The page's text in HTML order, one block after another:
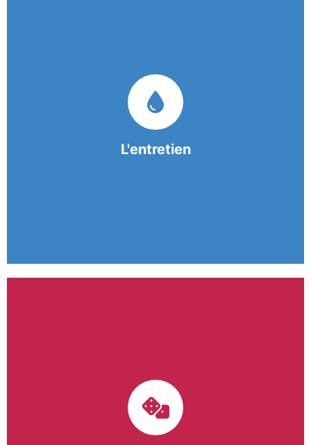
L'entretien
garantissent une prestation de nettoyage de
qualité.
bergeracois. A travers les Temps d’Activités
Périscolaires (TAP) et les Pauses Méridiennes, nous
apportons une réponse adaptée et individualisée